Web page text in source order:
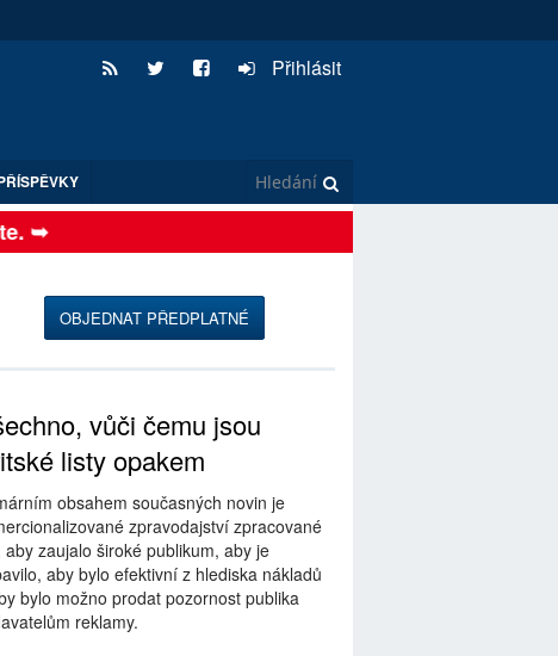
Přihlásit
➥
OBJEDNAT PŘEDPLATNÉ
vůči čemu jsou
listy opakem
obsahem současných novin je
zpravodajství zpracované
aby zaujalo široké publikum, aby je
aby bylo efektivní z hlediska nákladů
bylo možno prodat pozornost publika
reklamy.